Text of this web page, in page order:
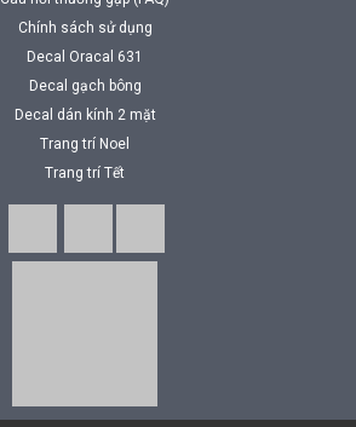
Chính sách sử dụng
Decal Oracal 631
Decal gạch bông
Decal dán kính 2 mặt
Trang trí Noel
Trang trí Tết